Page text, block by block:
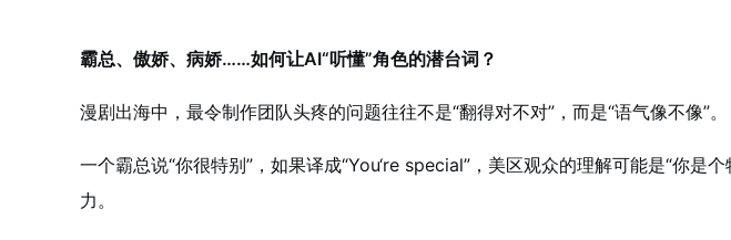
霸总、傲娇、病娇……如何让AI“听懂”角色的潜台词？
漫剧出海中，最令制作团队头疼的问题往往不是“翻得对不对”，而是“语气像不像”。
一个霸总说“你很特别”，如果译成“You‘re special”，美区观众的理解可能是“你
力。